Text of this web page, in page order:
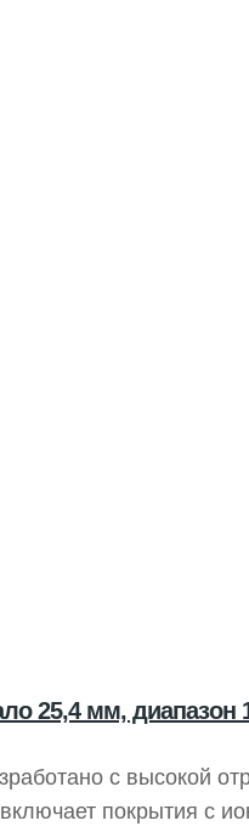
25,4 мм, диапазон
с высокой
покрытия с